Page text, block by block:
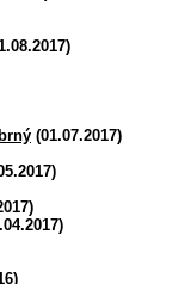
(01.07.2017)